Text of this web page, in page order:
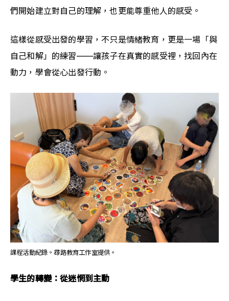
們開始建立對自己的理解，也更能尊重他人的感受。
這樣從感受出發的學習，不只是情緒教育，更是一場「與
自己和解」的練習——讓孩子在真實的感受裡，找回內在
動力，學會從心出發行動。
課程活動紀錄。尋路教育工作室提供。
學生的轉變：從迷惘到主動